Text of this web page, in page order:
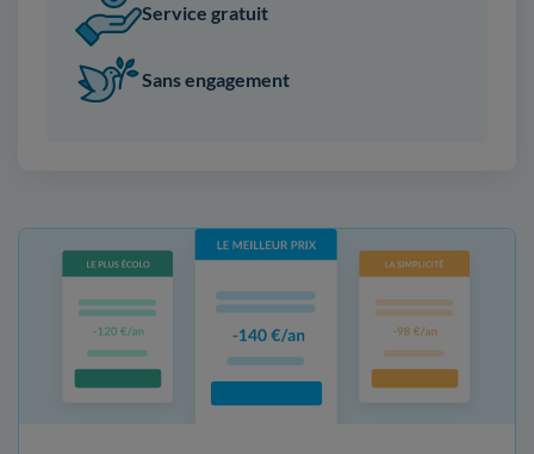
Service gratuit
Sans engagement